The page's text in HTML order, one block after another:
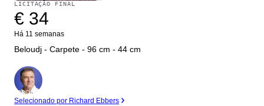
LICITAÇÃO FINAL
€ 34
Há 11 semanas
Beloudj - Carpete - 96 cm - 44 cm
Especialista
Selecionado por Richard Ebbers